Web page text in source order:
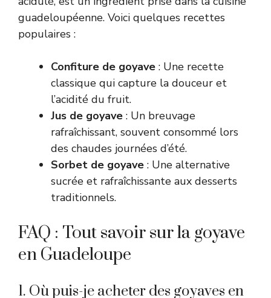
guadeloupéenne. Voici quelques recettes
populaires :
Confiture de goyave : Une recette
classique qui capture la douceur et
l’acidité du fruit.
Jus de goyave : Un breuvage
rafraîchissant, souvent consommé lors
des chaudes journées d’été.
Sorbet de goyave : Une alternative
sucrée et rafraîchissante aux desserts
traditionnels.
FAQ : Tout savoir sur la goyave
en Guadeloupe
1. Où puis-je acheter des goyaves en